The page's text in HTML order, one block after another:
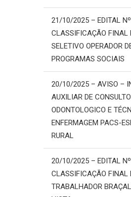
21/10/2025 – EDITAL
CLASSIFICAÇÃO FINAL
SELETIVO OPERADOR
PROGRAMAS SOCIAIS
20/10/2025 – AVISO –
AUXILIAR DE
ODONTOLOGICO E
ENFERMAGEM PACS-
RURAL
20/10/2025 – EDITAL
CLASSIFICAÇÃO FINAL
TRABALHADOR